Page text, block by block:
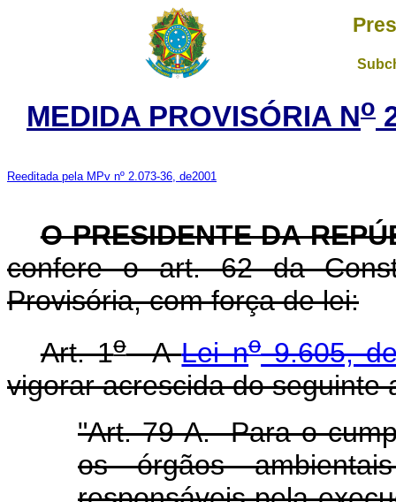
MEDIDA PROVISÓRIA No
Reeditada pela MPv nº 2.073-36, de2001
O PRESIDENTE DA
confere o art. 62 da
Provisória, com força de lei:
Art. 1oALei no9.605,
vigorar acrescida do seguinte
"Art. 79-A. Para o
os órgãos